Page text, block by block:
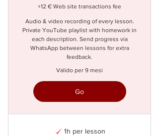
+12 € Web site transactions fee
Audio & video recording of every lesson.
Private YouTube playlist with homework in
each description. Send progress via
WhatsApp between lessons for extra
feedback.
Valido per 9 mesi
Go
1h per lesson